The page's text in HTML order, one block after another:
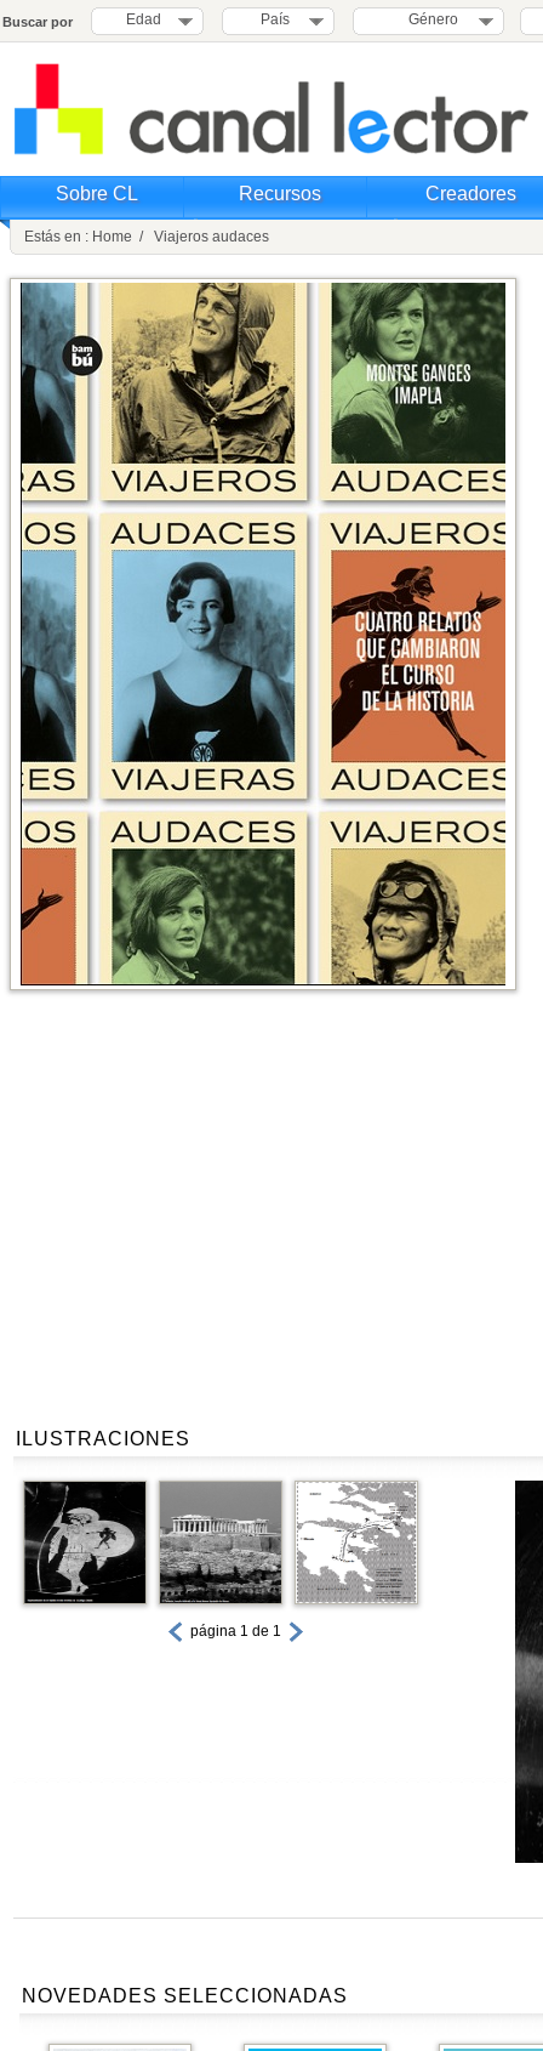
Buscar por Edad País Género
Sobre CL Recursos Creadores
Estás en : Home / Viajeros audaces
ILUSTRACIONES
página 1 de 1
NOVEDADES SELECCIONADAS